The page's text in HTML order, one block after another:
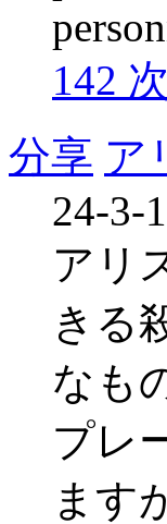
142
分享 ア
24-3-
アリ
きる
なも
プレ
ます